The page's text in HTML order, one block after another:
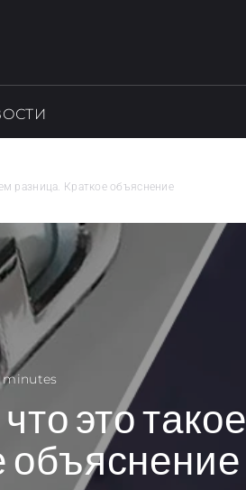
разница. Краткое объяснение
что это такое
объяснение